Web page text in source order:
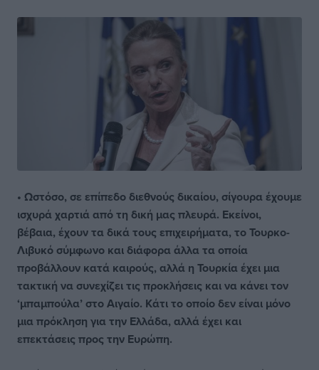
• Ωστόσο, σε επίπεδο διεθνούς δικαίου, σίγουρα έχουμε
ισχυρά χαρτιά από τη δική μας πλευρά. Εκείνοι,
βέβαια, έχουν τα δικά τους επιχειρήματα, το Τουρκο-
Λιβυκό σύμφωνο και διάφορα άλλα τα οποία
προβάλλουν κατά καιρούς, αλλά η Τουρκία έχει μια
τακτική να συνεχίζει τις προκλήσεις και να κάνει τον
‘μπαμπούλα’ στο Αιγαίο. Κάτι το οποίο δεν είναι μόνο
μια πρόκληση για την Ελλάδα, αλλά έχει και
επεκτάσεις προς την Ευρώπη.